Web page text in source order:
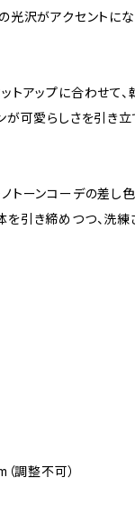
光沢がアクセントに
トアップに合わせて、
が可愛らしさを引き立
トーンコーデの差し
引き締めつつ、洗練
調整不可）